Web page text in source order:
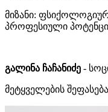
მიზანი:
პროფესიული
გალინა ჩაჩანიძე -
მეტყველების